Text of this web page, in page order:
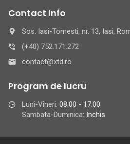
Contact Info
Sos. Iasi-Tomesti, nr. 13, Iasi,
(+40) 752.171.272
contact@xtd.ro
Program de lucru
Luni-Vineri: 08:00 - 17:00
Sambata-Duminica: Inchis